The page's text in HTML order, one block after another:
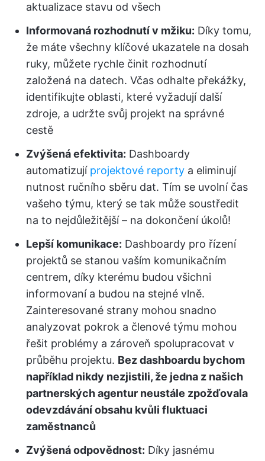
aktualizace stavu od všech
Informovaná rozhodnutí v mžiku: Díky tomu,
že máte všechny klíčové ukazatele na dosah
ruky, můžete rychle činit rozhodnutí
založená na datech. Včas odhalte překážky,
identifikujte oblasti, které vyžadují další
zdroje, a udržte svůj projekt na správné
cestě
Zvýšená efektivita: Dashboardy
automatizují projektové reporty a eliminují
nutnost ručního sběru dat. Tím se uvolní čas
vašeho týmu, který se tak může soustředit
na to nejdůležitější – na dokončení úkolů!
Lepší komunikace: Dashboardy pro řízení
projektů se stanou vaším komunikačním
centrem, díky kterému budou všichni
informovaní a budou na stejné vlně.
Zainteresované strany mohou snadno
analyzovat pokrok a členové týmu mohou
řešit problémy a zároveň spolupracovat v
průběhu projektu. Bez dashboardu bychom
například nikdy nezjistili, že jedna z našich
partnerských agentur neustále zpožďovala
odevzdávání obsahu kvůli fluktuaci
zaměstnanců
Zvýšená odpovědnost: Díky jasnému